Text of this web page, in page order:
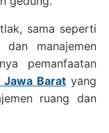
sama seperti
dan manajemen
pemanfaatan
Baratyang
ruang dan